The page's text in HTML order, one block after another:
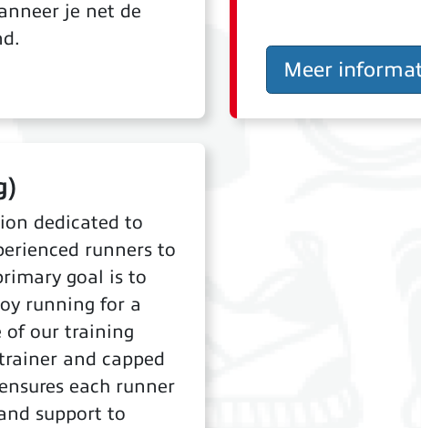
je net de
Meer
dedicated to
runners to
goal is to
running for a
of our training
and capped
each runner
support to